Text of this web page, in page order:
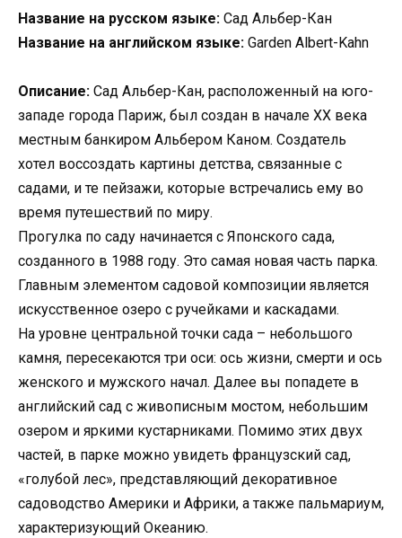
Название на русском языке: Сад Альбер-Кан
Название на английском языке: Garden Albert-Kahn
Описание: Сад Альбер-Кан, расположенный на юго-
западе города Париж, был создан в начале XX века
местным банкиром Альбером Каном. Создатель
хотел воссоздать картины детства, связанные с
садами, и те пейзажи, которые встречались ему во
время путешествий по миру.
Прогулка по саду начинается с Японского сада,
созданного в 1988 году. Это самая новая часть парка.
Главным элементом садовой композиции является
искусственное озеро с ручейками и каскадами.
На уровне центральной точки сада – небольшого
камня, пересекаются три оси: ось жизни, смерти и ось
женского и мужского начал. Далее вы попадете в
английский сад с живописным мостом, небольшим
озером и яркими кустарниками. Помимо этих двух
частей, в парке можно увидеть французский сад,
«голубой лес», представляющий декоративное
садоводство Америки и Африки, а также пальмариум,
характеризующий Океанию.